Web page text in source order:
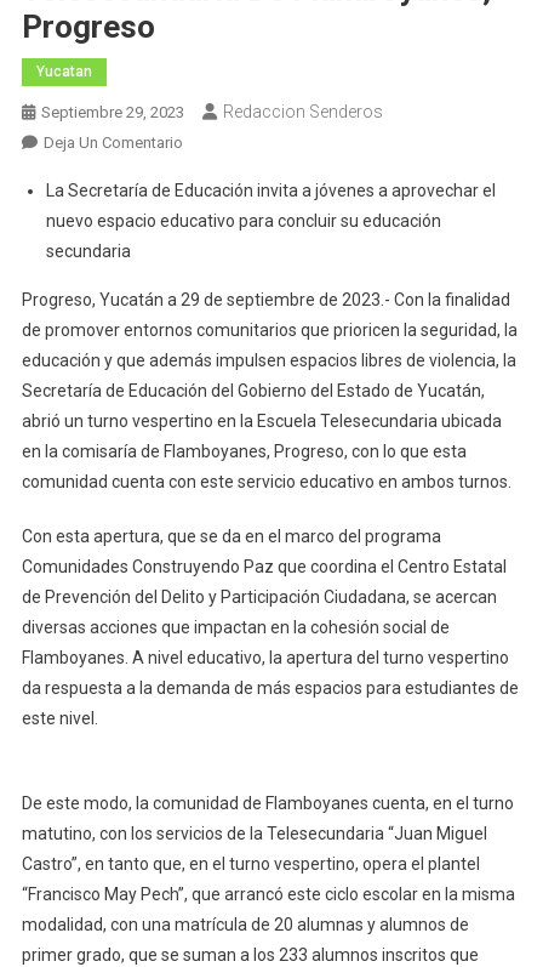
Progreso
Yucatan
Septiembre 29, 2023 Redaccion Senderos
Deja Un ComentarioEn
Turno
Vespertino
De
Flamboyanes,
Progreso
La Secretaría de Educación invita a jóvenes a aprovechar el
nuevo espacio educativo para concluir su educación
secundaria
Progreso, Yucatán a 29 de septiembre de 2023.- Con la finalidad
de promover entornos comunitarios que prioricen la seguridad, la
educación y que además impulsen espacios libres de violencia, la
Secretaría de Educación del Gobierno del Estado de Yucatán,
abrió un turno vespertino en la Escuela Telesecundaria ubicada
en la comisaría de Flamboyanes, Progreso, con lo que esta
comunidad cuenta con este servicio educativo en ambos turnos.
Con esta apertura, que se da en el marco del programa
Comunidades Construyendo Paz que coordina el Centro Estatal
de Prevención del Delito y Participación Ciudadana, se acercan
diversas acciones que impactan en la cohesión social de
Flamboyanes. A nivel educativo, la apertura del turno vespertino
da respuesta a la demanda de más espacios para estudiantes de
este nivel.
De este modo, la comunidad de Flamboyanes cuenta, en el turno
matutino, con los servicios de la Telesecundaria “Juan Miguel
Castro”, en tanto que, en el turno vespertino, opera el plantel
“Francisco May Pech”, que arrancó este ciclo escolar en la misma
modalidad, con una matrícula de 20 alumnas y alumnos de
primer grado, que se suman a los 233 alumnos inscritos que